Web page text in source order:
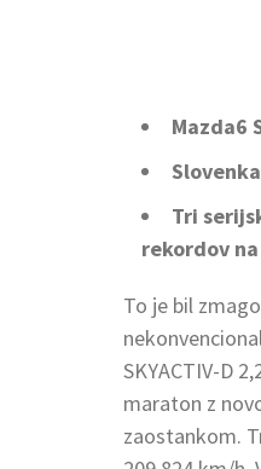
Mazda6
Tri
rekordov
To je bil
SKYACTIV-D
maraton z
zaostankom.